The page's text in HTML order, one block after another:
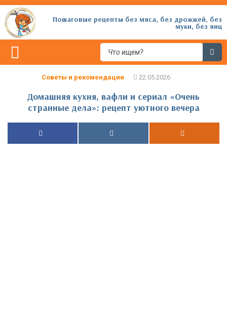
Пошаговые рецепты без мяса, без дрожжей, без
муки, без яиц
Советы и рекомендации
Домашняя кухня, вафли и сериал «Очень
странные дела»: рецепт уютного вечера